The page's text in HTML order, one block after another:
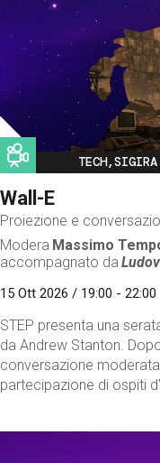
Image
Wall-E
Proiezione e
Modera Massimo
accompagnato da
15 Ott 2026 / 19:00 - 22:00
STEP presenta una
da Andrew Stanton.
conversazione
partecipazione di ospiti